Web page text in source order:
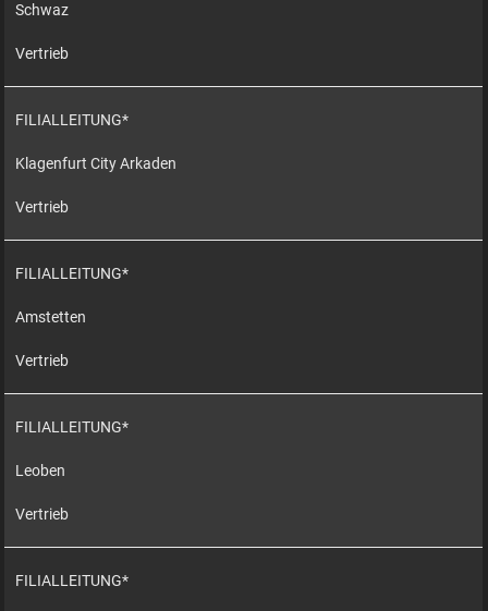
Schwaz
Vertrieb
FILIALLEITUNG*
Klagenfurt City Arkaden
Vertrieb
FILIALLEITUNG*
Amstetten
Vertrieb
FILIALLEITUNG*
Leoben
Vertrieb
FILIALLEITUNG*